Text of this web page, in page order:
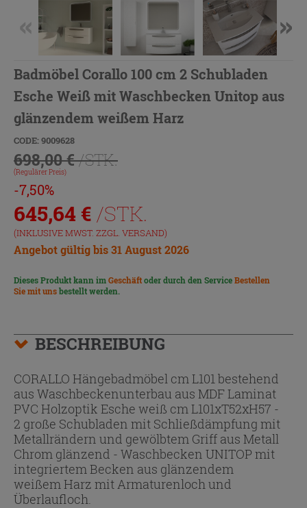
Badmöbel Corallo 100 cm 2 Schubladen
Esche Weiß mit Waschbecken Unitop aus
glänzendem weißem Harz
CODE: 9009628
698,00 €/STK.
(Regulärer Preis)
-7,50%
645,64 € /STK.
(INKLUSIVE MWST. ZZGL. VERSAND)
Angebot gültig bis 31 August 2026
Dieses Produkt kann imGeschäftoder durch den ServiceBestellen
Sie mit unsbestellt werden.
BESCHREIBUNG
CORALLO Hängebadmöbel cm L101 bestehend
aus Waschbeckenunterbau aus MDF Laminat
PVC Holzoptik Esche weiß cm L101xT52xH57 -
2 große Schubladen mit Schließdämpfung mit
Metallrändern und gewölbtem Griff aus Metall
Chrom glänzend - Waschbecken UNITOP mit
integriertem Becken aus glänzendem
weißem Harz mit Armaturenloch und
Überlaufloch.